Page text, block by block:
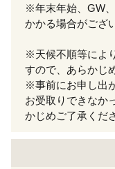
※年末年始、GW
かかる場合がござ
※天候不順等によ
すので、あらかじ
※事前にお申し出
お受取りできなか
かじめご了承くだ